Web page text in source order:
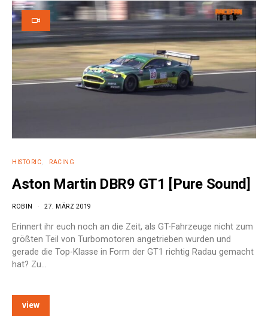
HISTORIC RACING
Aston Martin DBR9 GT1 [Pure Sound]
ROBIN 27. MÄRZ 2019
Erinnert ihr euch noch an die Zeit, als GT-Fahrzeuge nicht zum
größten Teil von Turbomotoren angetrieben wurden und
gerade die Top-Klasse in Form der GT1 richtig Radau gemacht
hat? Zu…
view